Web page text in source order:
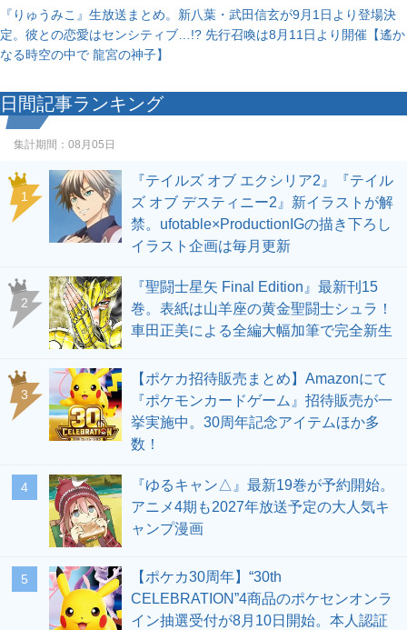
『りゅうみこ』生放送まとめ。新八葉・武田信玄が9月1日より登場決
定。彼との恋愛はセンシティブ…!? 先行召喚は8月11日より開催【遙か
なる時空の中で 龍宮の神子】
日間記事ランキング
集計期間： 08月05日
1
『テイルズ オブ エクシリア2』『テイル
ズ オブ デスティニー2』新イラストが解
禁。ufotable×ProductionIGの描き下ろし
イラスト企画は毎月更新
2
『聖闘士星矢 Final Edition』最新刊15
巻。表紙は山羊座の黄金聖闘士シュラ！
車田正美による全編大幅加筆で完全新生
3
【ポケカ招待販売まとめ】Amazonにて
『ポケモンカードゲーム』招待販売が一
挙実施中。30周年記念アイテムほか多
数！
4
『ゆるキャン△』最新19巻が予約開始。
アニメ4期も2027年放送予定の大人気キ
ャンプ漫画
5
【ポケカ30周年】“30th
CELEBRATION”4商品のポケセンオンラ
イン抽選受付が8月10日開始。本人認証